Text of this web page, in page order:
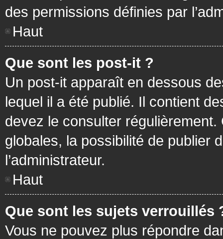
des permissions définies par
Haut
Que sont les post-it ?
Un post-it apparaît en dessous
lequel il a été publié. Il contient
devez le consulter
globales, la possibilité de publier
l’administrateur.
Haut
Que sont les sujets verrouillés
Vous ne pouvez plus répondre